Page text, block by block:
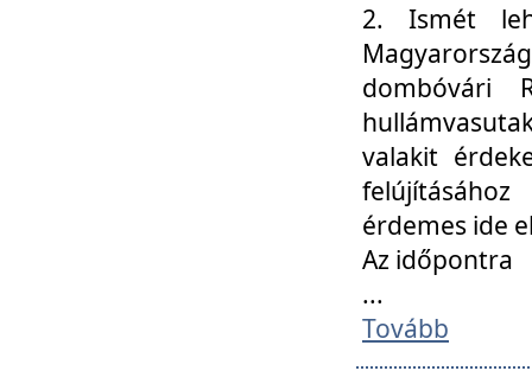
2. Ismét
dombóvári
valakit
érdemes ide
Az időpontra
...
Tovább